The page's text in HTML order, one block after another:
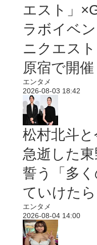
エスト」
ラボイベ
ニクエス
原宿で開催
エンタメ
2026-08-03 18:42
松村北斗と
急逝した
誓う「多
ていけたら
エンタメ
2026-08-04 14:00